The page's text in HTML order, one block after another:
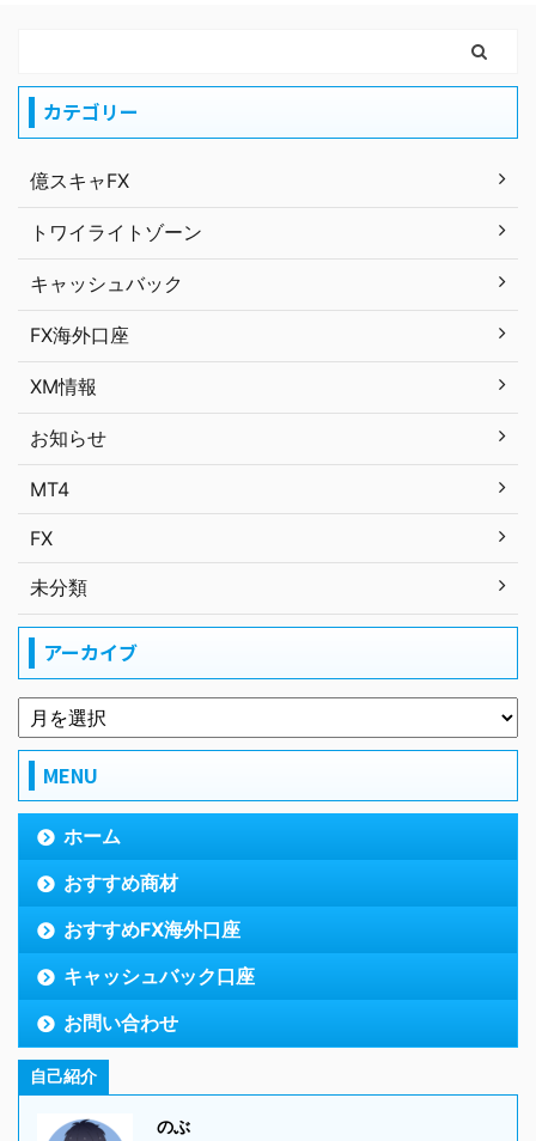
カテゴリー
億スキャFX
トワイライトゾーン
キャッシュバック
FX海外口座
XM情報
お知らせ
MT4
FX
未分類
アーカイブ
MENU
ホーム
おすすめ商材
おすすめFX海外口座
キャッシュバック口座
お問い合わせ
自己紹介
のぶ